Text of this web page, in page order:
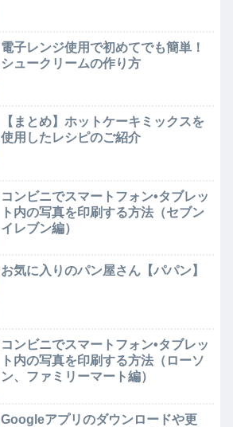
電子レンジ使用で初めてでも簡単！
シュークリームの作り方
【まとめ】ホットケーキミックスを
使用したレシピのご紹介
コンビニでスマートフォン•タブレッ
ト内の写真を印刷する方法（セブン
イレブン編）
お気に入りのパン屋さん【パパン】
コンビニでスマートフォン•タブレッ
ト内の写真を印刷する方法（ローソ
ン、ファミリーマート編）
Googleアプリのダウンロードや更